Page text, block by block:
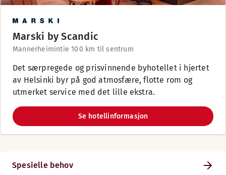
Marski by Scandic
Mannerheimintie 100 km til sentrum
Det særpregede og prisvinnende byhotellet i hjertet
av Helsinki byr på god atmosfære, flotte rom og
utmerket service med det lille ekstra.
Se hotellinformasjon
Spesielle behov